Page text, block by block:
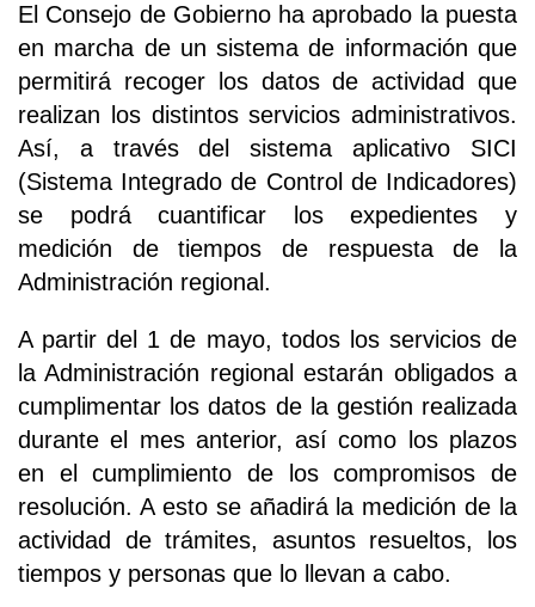
El Consejo de Gobierno ha aprobado la puesta
en marcha de un sistema de información que
permitirá recoger los datos de actividad que
realizan los distintos servicios administrativos.
Así, a través del sistema aplicativo SICI
(Sistema Integrado de Control de Indicadores)
se podrá cuantificar los expedientes y
medición de tiempos de respuesta de la
Administración regional.
A partir del 1 de mayo, todos los servicios de
la Administración regional estarán obligados a
cumplimentar los datos de la gestión realizada
durante el mes anterior, así como los plazos
en el cumplimiento de los compromisos de
resolución. A esto se añadirá la medición de la
actividad de trámites, asuntos resueltos, los
tiempos y personas que lo llevan a cabo.